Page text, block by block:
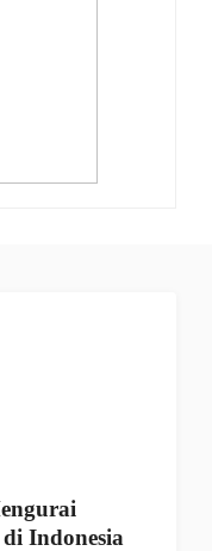
Indonesia